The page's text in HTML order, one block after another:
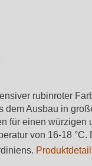
rubinroter
dem Ausbau in
für einen
von 16-18